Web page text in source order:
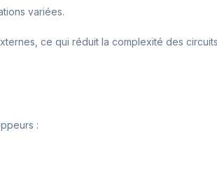
variées.
ce qui réduit la complexité des
: